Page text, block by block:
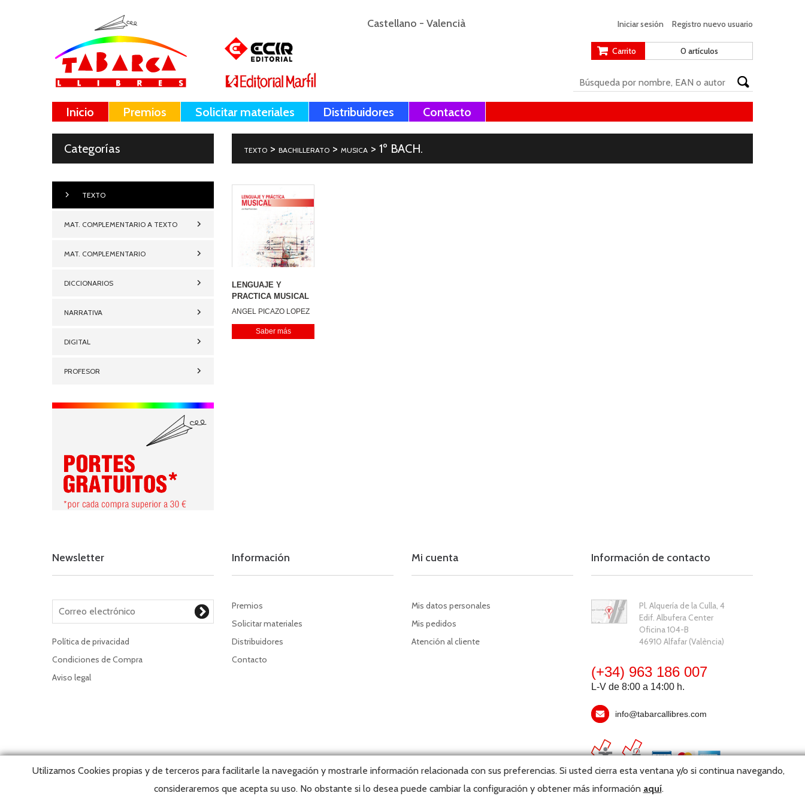
Utilizamos Cookies propias y de terceros para facilitarle la navegación y mostrarle información relacionada con sus preferencias. Si usted cierra esta ventana y/o si continua navegando,
consideraremos que acepta su uso. No obstante si lo desea puede cambiar la configuración y obtener más información aquí.
Castellano - Valencià Iniciar sesión Registro nuevo usuario
Carrito 0 artículos
Inicio Premios Solicitar materiales Distribuidores Contacto
Categorías
TEXTO
MAT. COMPLEMENTARIO A TEXTO
MAT. COMPLEMENTARIO
DICCIONARIOS
NARRATIVA
DIGITAL
PROFESOR
TEXTO >BACHILLERATO >MUSICA > 1º BACH.
LENGUAJE Y
PRACTICA MUSICAL
ANGEL PICAZO LOPEZ
Saber más
Newsletter
Política de privacidad
Condiciones de Compra
Aviso legal
Información
Premios
Solicitar materiales
Distribuidores
Contacto
Mi cuenta
Mis datos personales
Mis pedidos
Atención al cliente
Información de contacto
Pl. Alquería de la Culla, 4
Edif. Albufera Center
Oficina 104-B
46910 Alfafar (València)
(+34) 963 186 007
L-V de 8:00 a 14:00 h.
info@tabarcallibres.com